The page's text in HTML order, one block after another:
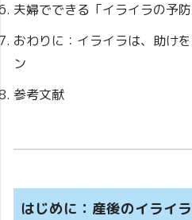
夫婦でできる「イライラの予防
おわりに：イライラは、助け
ン
参考文献
はじめに：産後のイライ